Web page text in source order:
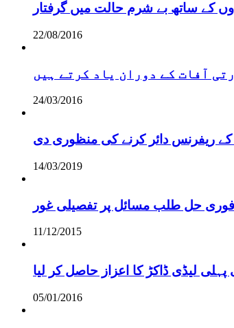
22/08/2016
آفات کے دوران یاد کرتے ہیں
24/03/2016
ریفرنس دائر کرنے کی منظوری دی
14/03/2019
فوری حل طلب مسائل پر تفصیلی غور
11/12/2015
لیڈی ڈاکڑ کا اعزاز حاصل کر لیا
05/01/2016